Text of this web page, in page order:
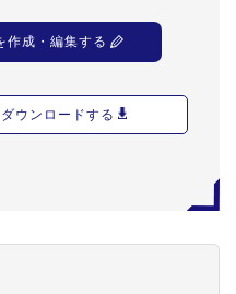
作成・編集する
ウンロードする